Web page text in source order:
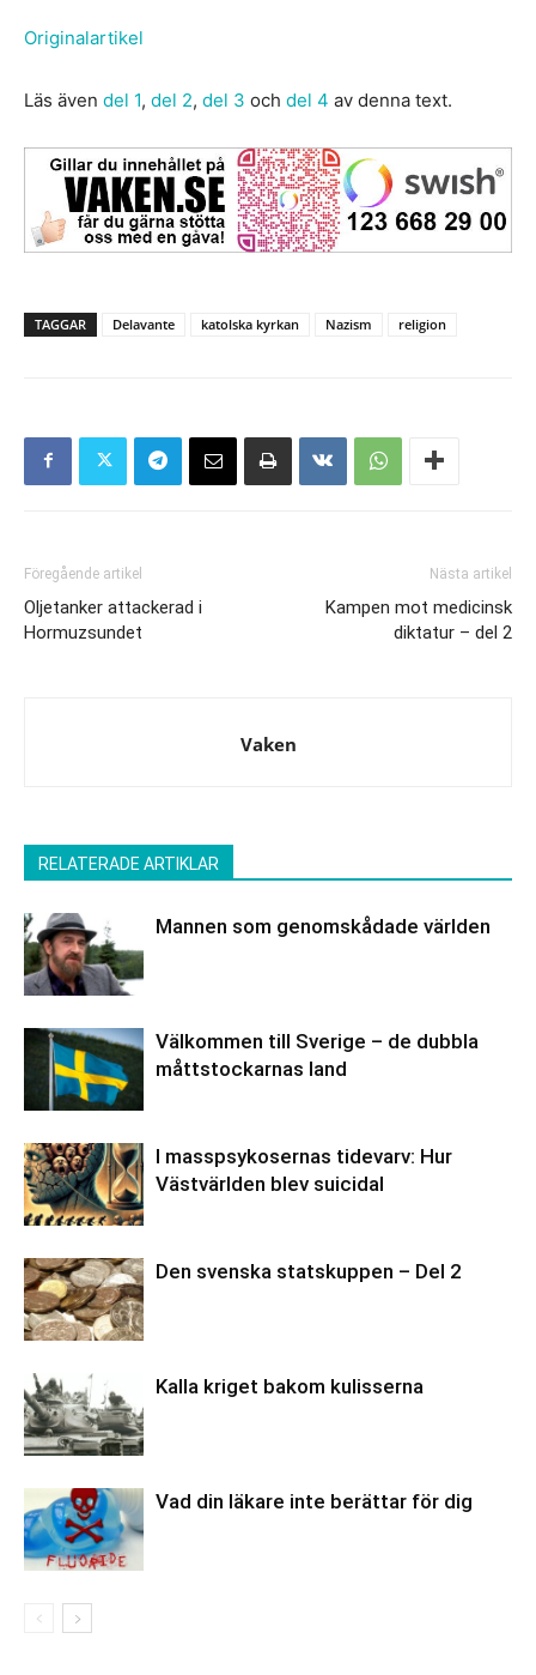
Originalartikel
Läs även del 1, del 2, del 3 och del 4 av denna text.
TAGGAR Delavante katolska kyrkan Nazism religion
Föregående artikel
Oljetanker attackerad i
Hormuzsundet
Nästa artikel
Kampen mot medicinsk
diktatur – del 2
Vaken
RELATERADE ARTIKLAR
Mannen som genomskådade världen
Välkommen till Sverige – de dubbla
måttstockarnas land
I masspsykosernas tidevarv: Hur
Västvärlden blev suicidal
Den svenska statskuppen – Del 2
Kalla kriget bakom kulisserna
Vad din läkare inte berättar för dig